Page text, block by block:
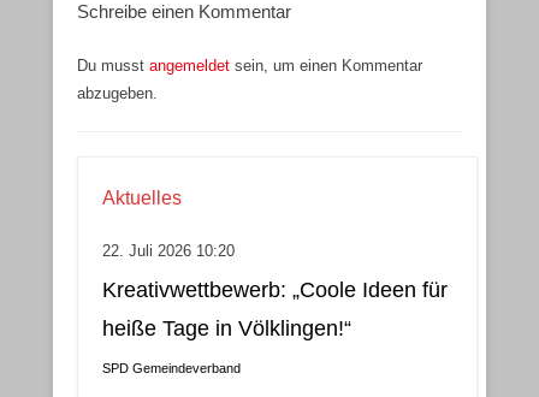
Schreibe einen Kommentar
Du musst angemeldet sein, um einen Kommentar
abzugeben.
Aktuelles
22. Juli 2026 10:20
Kreativwettbewerb: „Coole Ideen für
heiße Tage in Völklingen!“
SPD Gemeindeverband